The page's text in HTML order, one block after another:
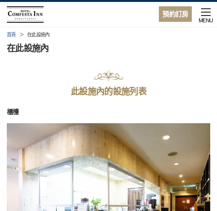
預約訂房
MENU
首頁 在此設施內
在此設施內
此設施內的設施列表
櫃檯